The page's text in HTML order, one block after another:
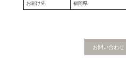
お届け先 福岡県
お問い合わせ